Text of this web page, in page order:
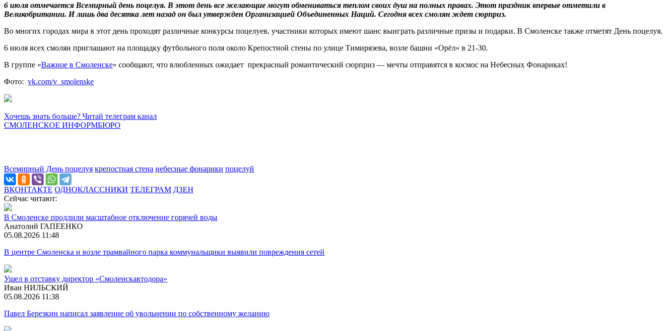
6 июля отмечается Всемирный день поцелуя. В этот день все желающие могут обмениваться теплом своих душ на полных правах. Этот праздник впервые отметили в
Великобритании. И лишь два десятка лет назад он был утвержден Организацией Объединенных Наций. Сегодня всех смолян ждет сюрприз.
Во многих городах мира в этот день проходят различные конкурсы поцелуев, участники которых имеют шанс выиграть различные призы и подарки. В Смоленске также отметят День поцелуя.
6 июля всех смолян приглашают на площадку футбольного поля около Крепостной стены по улице Тимирязева, возле башни «Орёл» в 21-30.
В группе «Важное в Смоленске» сообщают, что влюбленных ожидает прекрасный романтический сюрприз — мечты отправятся в космос на Небесных Фонариках!
Фото: vk.com/v_smolenske
Хочешь знать больше? Читай телеграм канал
СМОЛЕНСКОЕ ИНФОРМБЮРО
Всемирный День поцелуя крепостная стена небесные фонарики поцелуй
ВКОНТАКТЕ ОДНОКЛАССНИКИ ТЕЛЕГРАМ ДЗЕН
Сейчас читают:
В Смоленске продлили масштабное отключение горячей воды
Анатолий ГАПЕЕНКО
05.08.2026 11:48
В центре Смоленска и возле трамвайного парка коммунальщики выявили повреждения сетей
Ушел в отставку директор «Смоленскавтодора»
Иван НИЛЬСКИЙ
05.08.2026 11:38
Павел Березкин написал заявление об увольнении по собственному желанию